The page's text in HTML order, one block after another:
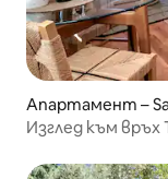
Апартамент –
Изглед към връх